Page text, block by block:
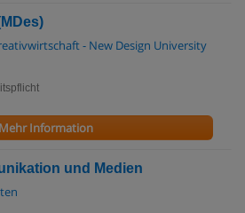
- New Design University
Mehr Information
und Medien